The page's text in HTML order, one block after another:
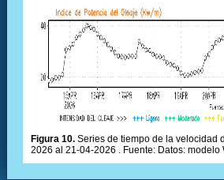
Figura 10. Series de tiempo de la velocidad
2026 al 21-04-2026 . Fuente: Datos: modelo